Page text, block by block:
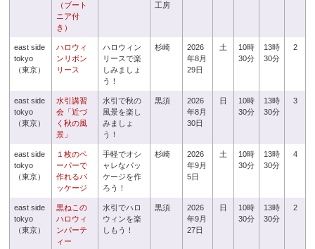
（ブート
ニア付
き）
工房
east side
tokyo
（東京）
ハロウィ
ンリボン
リース
ハロウィン
リースで楽
しみましょ
う！
杉崎
2026
年8月
29日
土
10時
30分
13時
30分
2
east side
tokyo
（東京）
水引講習
会「近づ
く秋の風
景」
水引で秋の
風景を楽し
みましょ
う！
黒須
2026
年8月
30日
日
10時
30分
13時
30分
3
east side
tokyo
（東京）
１枚のペ
ーパーで
作れるパ
ッケージ
手軽でオシ
ャレなパッ
ケージを作
ろう！
杉崎
2026
年9月
5日
土
10時
30分
13時
30分
4
east side
tokyo
（東京）
黒ねこの
ハロウィ
ンパーテ
ィー
水引でハロ
ウィンを楽
しもう！
黒須
2026
年9月
27日
日
10時
30分
13時
30分
2